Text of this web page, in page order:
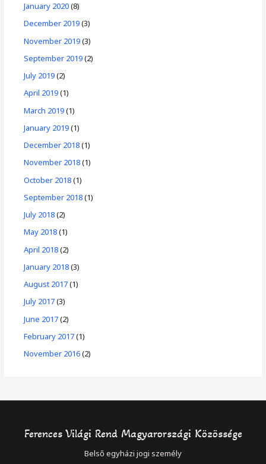
January 2020(8)
December 2019(3)
November 2019(3)
September 2019(2)
July 2019(2)
April 2019(1)
March 2019(1)
January 2019(1)
December 2018(1)
November 2018(1)
October 2018(1)
September 2018(1)
July 2018(2)
May 2018(1)
April 2018(2)
January 2018(3)
August 2017(1)
July 2017(3)
June 2017(2)
February 2017(1)
November 2016(2)
Ferences Világi Rend Magyarországi Közössége
Belső egyházi jogi személy